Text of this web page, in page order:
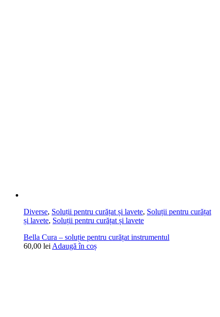
Diverse, Soluții pentru curățat și lavete, Soluții pentru curățat
și lavete, Soluții pentru curățat și lavete
Bella Cura – soluție pentru curățat instrumentul
60,00 lei Adaugă în coș